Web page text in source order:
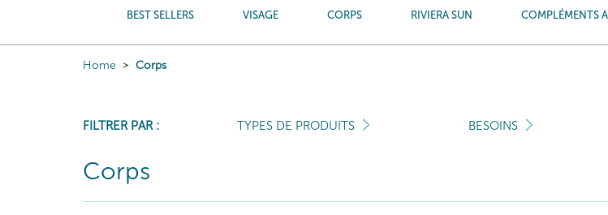
BEST SELLERS VISAGE CORPS RIVIERA SUN COMPLÉMENTS
Home Corps
FILTRER PAR : TYPES DE PRODUITS BESOINS
Corps